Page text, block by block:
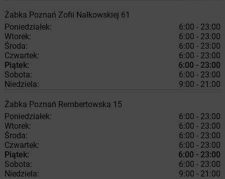
Żabka Poznań Zofii Nałkowskiej 61
Poniedziałek:
6:00 - 23:00
Wtorek:
6:00 - 23:00
Środa:
6:00 - 23:00
Czwartek:
6:00 - 23:00
Piątek:
6:00 - 23:00
Sobota:
6:00 - 23:00
Niedziela:
9:00 - 21:00
Żabka Poznań Rembertowska 15
Poniedziałek:
6:00 - 23:00
Wtorek:
6:00 - 23:00
Środa:
6:00 - 23:00
Czwartek:
6:00 - 23:00
Piątek:
6:00 - 23:00
Sobota:
6:00 - 23:00
Niedziela:
9:00 - 21:00